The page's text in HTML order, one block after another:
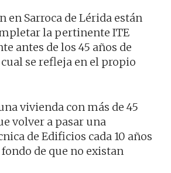
en Sarroca de Lérida están
la pertinente ITE
antes de los 45 años de
se refleja en el propio
vivienda con más de 45
volver a pasar una
de Edificios cada 10 años
de que no existan